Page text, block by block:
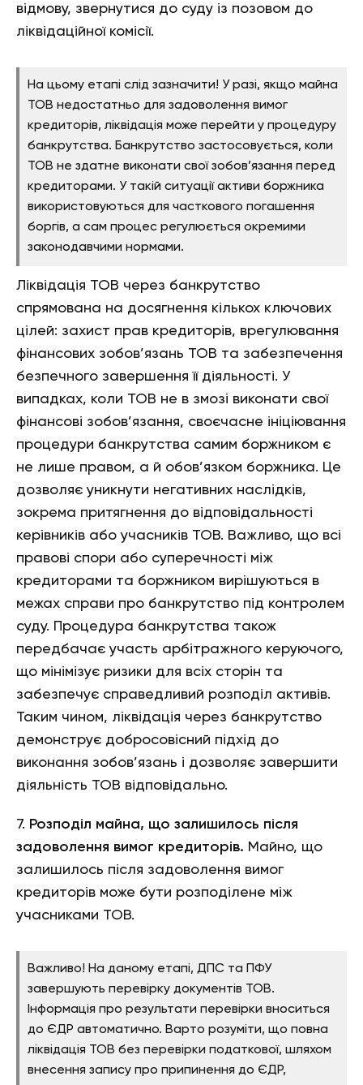
відмову, звернутися до суду із позовом до
ліквідаційної комісії.
На цьому етапі слід зазначити! У разі, якщо майна
ТОВ недостатньо для задоволення вимог
кредиторів, ліквідація може перейти у процедуру
банкрутства. Банкрутство застосовується, коли
ТОВ не здатне виконати свої зобов’язання перед
кредиторами. У такій ситуації активи боржника
використовуються для часткового погашення
боргів, а сам процес регулюється окремими
законодавчими нормами.
Ліквідація ТОВ через банкрутство
спрямована на досягнення кількох ключових
цілей: захист прав кредиторів, врегулювання
фінансових зобов’язань ТОВ та забезпечення
безпечного завершення її діяльності. У
випадках, коли ТОВ не в змозі виконати свої
фінансові зобов’язання, своєчасне ініціювання
процедури банкрутства самим боржником є
не лише правом, а й обов’язком боржника. Це
дозволяє уникнути негативних наслідків,
зокрема притягнення до відповідальності
керівників або учасників ТОВ. Важливо, що всі
правові спори або суперечності між
кредиторами та боржником вирішуються в
межах справи про банкрутство під контролем
суду. Процедура банкрутства також
передбачає участь арбітражного керуючого,
що мінімізує ризики для всіх сторін та
забезпечує справедливий розподіл активів.
Таким чином, ліквідація через банкрутство
демонструє добросовісний підхід до
виконання зобов’язань і дозволяє завершити
діяльність ТОВ відповідально.
7. Розподіл майна, що залишилось після
задоволення вимог кредиторів. Майно, що
залишилось після задоволення вимог
кредиторів може бути розподілене між
учасниками ТОВ.
Важливо! На даному етапі, ДПС та ПФУ
завершують перевірку документів ТОВ.
Інформація про результати перевірки вноситься
до ЄДР автоматично. Варто розуміти, що повна
ліквідація ТОВ без перевірки податкової, шляхом
внесення запису про припинення до ЄДР,